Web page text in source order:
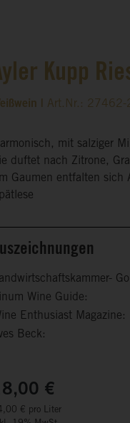
Kupp
| Art.Nr.: 27462-
mit salziger
duftet nach Zitrone,
Gaumen entfalten sich
Wine Guide:
Enthusiast Magazine:
Beck:
€
€ pro Liter